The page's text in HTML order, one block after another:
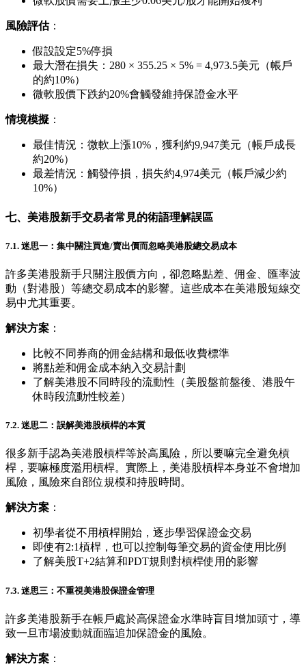
風險評估：
假設設定5%停損
最大潛在損失：280 × 355.25 × 5% = 4,973.5美元（帳戶
的約10%）
微軟股價下跌約20%會觸發維持保證金水平
情境模擬 ：
最佳情況：微軟上漲10%，獲利約9,947美元（帳戶成長
約20%）
最差情況：觸發停損，損失約4,974美元（帳戶減少約
10%）
七、美港股新手交易者常見的術語理解誤區
7.1. 迷思一：集中關注買進/賣出價而忽略美港股總交易成本
許多美港股新手只關注股價方向，卻忽略點差、佣金、匯率波
動（對港股）等總交易成本的影響。這些成本在美港股短線交
易中尤其重要。
解決方案 ：
比較不同券商的佣金結構和最低收費標準
將點差和佣金成本納入交易計劃
了解美港股不同時段的流動性（美股盤前盤後、港股午
休時段流動性較差）
7.2. 迷思二：誤解美港股槓桿的本質
很多新手認為美港股槓桿等於高風險，所以要嘛完全避免槓
桿，要嘛極度濫用槓桿。實際上，美港股槓桿本身並不會增加
風險，風險來自部位規模和持股時間。
解決方案 ：
初學者從不用槓桿開始，逐步學習保證金交易
即使有2:1槓桿，也可以控制每筆交易的資金使用比例
了解美股T+2結算和PDT規則對槓桿使用的影響
7.3. 迷思三：不重視美港股保證金管理
許多美港股新手在帳戶處於高保證金水準時盲目增加頭寸，導
致一旦市場波動就面臨追加保證金的風險。
解決方案 ：